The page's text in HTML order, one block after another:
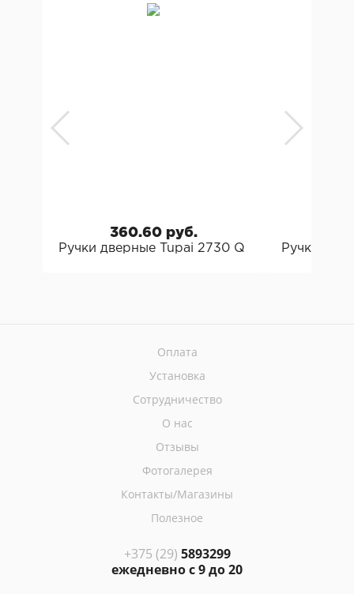
360.60 руб.
Ручки дверные Tupai 2730 Q 5S / Q / RT
Ручки
Оплата
Установка
Сотрудничество
О нас
Отзывы
Фотогалерея
Контакты/Магазины
Полезное
+375 (29) 5893299
ежедневно с 9 до 20